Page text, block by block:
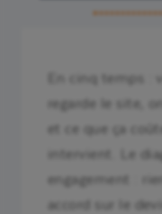
En cinq temps :
regarde le site,
et ce que ça
intervient. Le
engagement :
accord sur le